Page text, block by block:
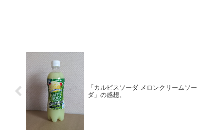
「カルピスソーダ メロンクリームソー
ダ」の感想。